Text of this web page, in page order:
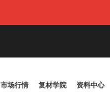
市场行情 复材学院 资料中心